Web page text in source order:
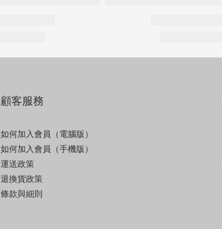
顧客服務
如何加入會員（電腦版）
如何加入會員（手機版）
運送政策
退換貨政策
條款與細則